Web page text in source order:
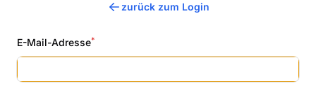
zurück zum Login
E-Mail-Adresse*